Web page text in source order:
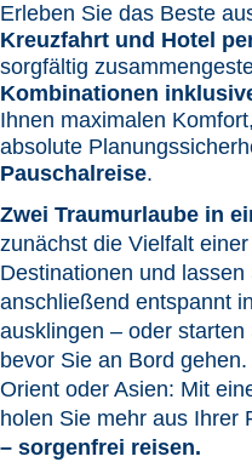
Erleben Sie das Beste
Kreuzfahrt und Hotel
sorgfältig
Kombinationen
Ihnen maximalen
absolute
Pauschalreise.
Zwei Traumurlaube in
zunächst die Vielfalt
Destinationen und
anschließend entspannt
ausklingen – oder
bevor Sie an Bord
Orient oder Asien: Mit
holen Sie mehr aus Ihrer
– sorgenfrei reisen.